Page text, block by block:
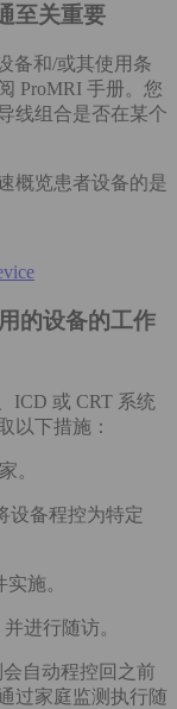
至关重要
备和/或其使用条
ProMRI 手册。您
线组合是否在某个
概览患者设备的是
的设备的工作
ICD 或 CRT 系统
以下措施：
。
设备程控为特定
施。
进行随访。
自动程控回之前
过家庭监测执行随